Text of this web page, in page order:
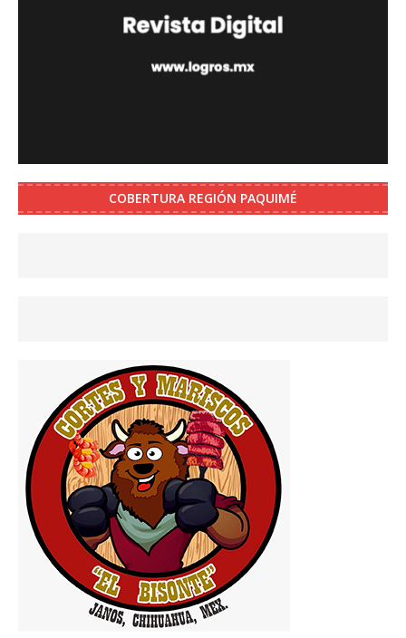
COBERTURA REGIÓN PAQUIMÉ